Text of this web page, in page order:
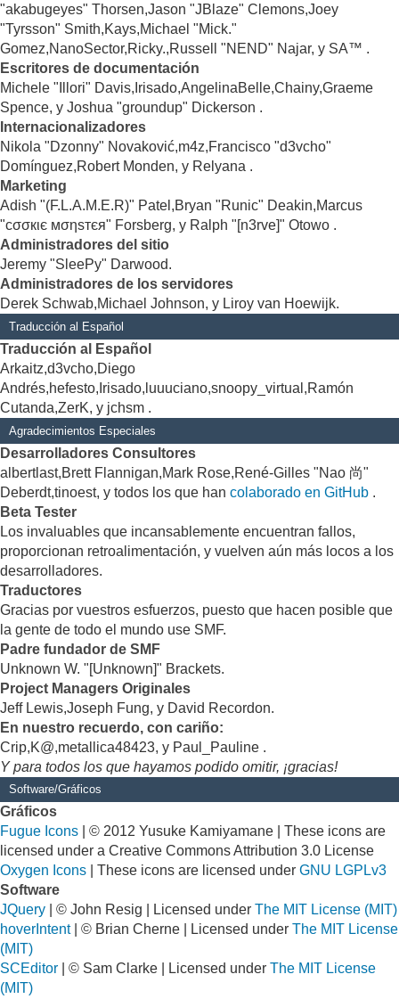
"akabugeyes" Thorsen,Jason "JBlaze" Clemons,Joey
"Tyrsson" Smith,Kays,Michael "Mick."
Gomez,NanoSector,Ricky.,Russell "NEND" Najar, y SA™ .
Escritores de documentación
Michele "Illori" Davis,Irisado,AngelinaBelle,Chainy,Graeme
Spence, y Joshua "groundup" Dickerson .
Internacionalizadores
Nikola "Dzonny" Novaković,m4z,Francisco "d3vcho"
Domínguez,Robert Monden, y Relyana .
Marketing
Adish "(F.L.A.M.E.R)" Patel,Bryan "Runic" Deakin,Marcus
"cσσкιє мσηѕтєя" Forsberg, y Ralph "[n3rve]" Otowo .
Administradores del sitio
Jeremy "SleePy" Darwood.
Administradores de los servidores
Derek Schwab,Michael Johnson, y Liroy van Hoewijk.
Traducción al Español
Traducción al Español
Arkaitz,d3vcho,Diego
Andrés,hefesto,Irisado,luuuciano,snoopy_virtual,Ramón
Cutanda,ZerK, y jchsm .
Agradecimientos Especiales
Desarrolladores Consultores
albertlast,Brett Flannigan,Mark Rose,René-Gilles "Nao 尚"
Deberdt,tinoest, y todos los que han colaborado en GitHub .
Beta Tester
Los invaluables que incansablemente encuentran fallos,
proporcionan retroalimentación, y vuelven aún más locos a los
desarrolladores.
Traductores
Gracias por vuestros esfuerzos, puesto que hacen posible que
la gente de todo el mundo use SMF.
Padre fundador de SMF
Unknown W. "[Unknown]" Brackets.
Project Managers Originales
Jeff Lewis,Joseph Fung, y David Recordon.
En nuestro recuerdo, con cariño:
Crip,K@,metallica48423, y Paul_Pauline .
Y para todos los que hayamos podido omitir, ¡gracias!
Software/Gráficos
Gráficos
Fugue Icons | © 2012 Yusuke Kamiyamane | These icons are
licensed under a Creative Commons Attribution 3.0 License
Oxygen Icons | These icons are licensed under GNU LGPLv3
Software
JQuery | © John Resig | Licensed under The MIT License (MIT)
hoverIntent| © Brian Cherne | Licensed under The MIT License
(MIT)
SCEditor | © Sam Clarke | Licensed under The MIT License
(MIT)